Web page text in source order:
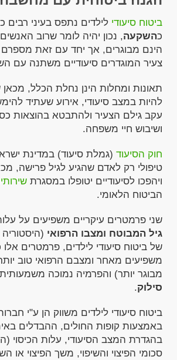
ביטוח סיעודי לילדים נתפס בעיני רבים
כהשקעה, נכון יהיה לומר שרוב
הינם מבוגרים, אך יחד עם זאת מספרם
צעיר המוגדרים סיעודיים משתנה עם
תאונות ומחלות הינן נחלת הכלל, מכאן
להיות במצב סיעודי, אירוע שעתיד
עקב גילם הצעיר ולהתבטא בהוצאות
ושיבוש חיי משפחה.
חוק הסיעוד (גמלת סיעוד) במדינת
טיפולי רק לאדם שהגיע לגיל פרישה,
ויהפכו לסיעודיים יטופלו במסגרת
הביטוח הלאומי.
שני פרמטרים עיקריים משפיעים על
גיל המבוטח ומצבו הרפואי
של ביטוח סיעודי לילדים, פרמטרים
משפיעים מאחר ומצבם הרפואי טוב
מבוגר יותר) והפרמיה נמוכה
סילוק.
ביטוח סיעודי לילדים משווק הן ע"י
באמצעות קופות החולים, ההבדלים באים
בהגדרת המצב הסיעודי, עלות הכיסוי
סכומי הפיצוי והשיפוי, משך הפיצוי או